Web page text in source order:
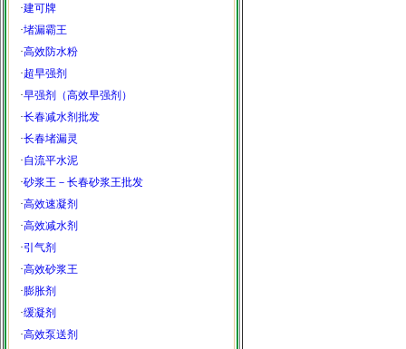
·建可牌
·堵漏霸王
·高效防水粉
·超早强剂
·早强剂（高效早强剂）
·长春减水剂批发
·长春堵漏灵
·自流平水泥
·砂浆王－长春砂浆王批发
·高效速凝剂
·高效减水剂
·引气剂
·高效砂浆王
·膨胀剂
·缓凝剂
·高效泵送剂